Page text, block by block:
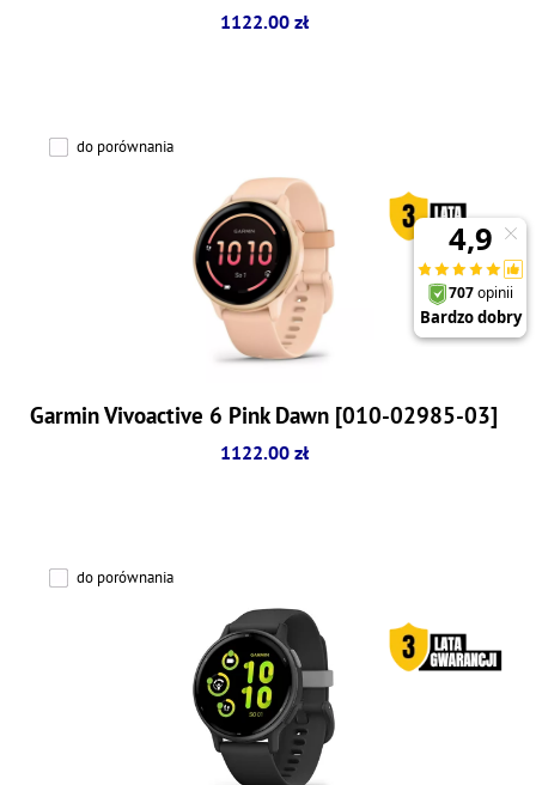
1122.00 zł
do porównania
Garmin Vivoactive 6 Pink Dawn [010-02985-03]
1122.00 zł
do porównania